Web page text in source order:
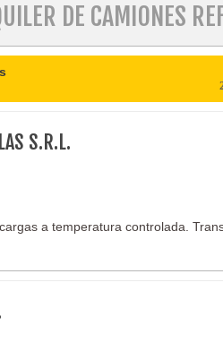
DE CAMIONES
S.R.L.
a temperatura controlada.